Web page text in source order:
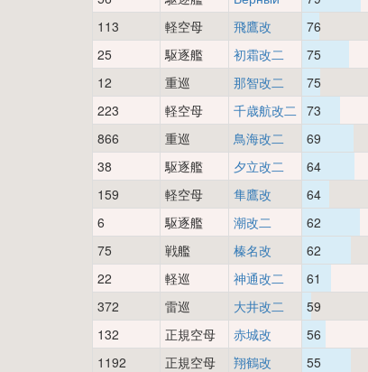
113
軽空母 飛鷹改 76
25
駆逐艦 初霜改二 75
12
重巡 那智改二 75
223
軽空母 千歳航改二 73
866
重巡 鳥海改二 69
38
駆逐艦 夕立改二 64
159
軽空母 隼鷹改 64
6
駆逐艦 潮改二 62
75
戦艦 榛名改 62
22
軽巡 神通改二 61
372
雷巡 大井改二 59
132
正規空母 赤城改 56
1192
正規空母 翔鶴改 55